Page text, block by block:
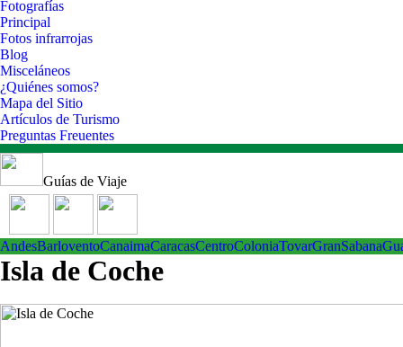
Fotografías
Principal
Fotos infrarrojas
Blog
Misceláneos
¿Quiénes somos?
Mapa del Sitio
Artículos de Turismo
Preguntas Freuentes
Guías de Viaje
AndesBarloventoCanaimaCaracasCentroColoniaTovarGranSabana
Isla de Coche